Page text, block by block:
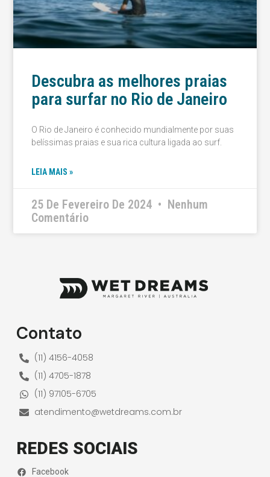
Descubra as melhores praias
para surfar no Rio de Janeiro
O Rio de Janeiro é conhecido mundialmente por suas
belíssimas praias e sua rica cultura ligada ao surf.
LEIA MAIS »
25 De Fevereiro De 2024
Nenhum
Comentário
Contato
(11) 4156-4058
(11) 4705-1878
(11) 97105-6705
atendimento@wetdreams.com.br
REDES SOCIAIS
Facebook